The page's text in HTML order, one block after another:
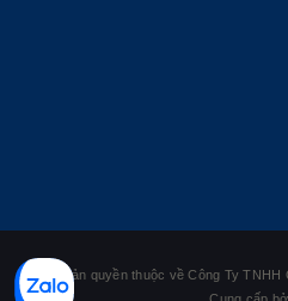
© Bản quyền thuộc về Công Ty TNHH